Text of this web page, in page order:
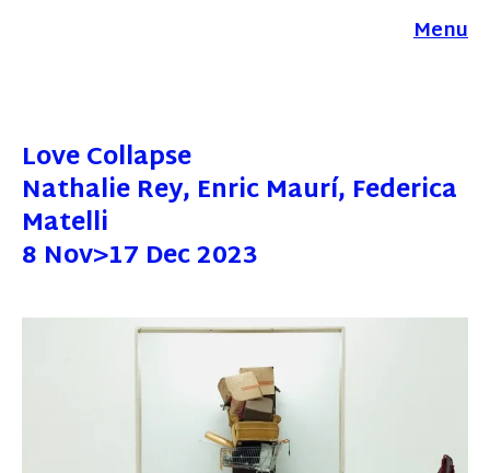
Menu
Love Collapse
Nathalie Rey, Enric Maurí, Federica
Matelli
8 Nov>17 Dec 2023